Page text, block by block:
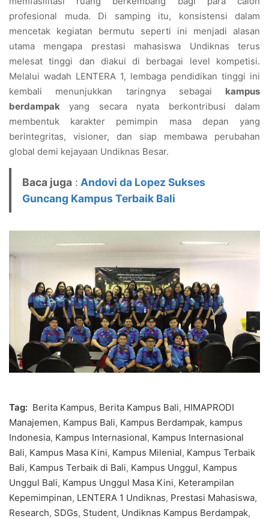
profesional muda. Di samping itu, konsistensi dalam
mencetak kegiatan bermutu seperti ini menjadi alasan
utama mengapa prestasi mahasiswa Undiknas terus
melesat tinggi dan diakui di berbagai level kompetisi.
Melalui wadah LENTERA 1, lembaga pendidikan tinggi ini
kembali menunjukkan taringnya sebagai kampus
berdampak yang secara nyata berkontribusi dalam
membentuk karakter pemimpin masa depan yang
berintegritas, visioner, dan siap membawa perubahan
global demi kejayaan Undiknas Besar.
Baca juga : Andovi da Lopez Sukses
Guncang Kampus Terbaik Bali
Tag: Berita Kampus, Berita Kampus Bali, HIMAPRODI
Manajemen, Kampus Bali, Kampus Berdampak, kampus
Indonesia, Kampus Internasional, Kampus Internasional
Bali, Kampus Masa Kini, Kampus Milenial, Kampus Terbaik
Bali, Kampus Terbaik di Bali, Kampus Unggul, Kampus
Unggul Bali, Kampus Unggul Masa Kini, Keterampilan
Kepemimpinan, LENTERA 1 Undiknas, Prestasi Mahasiswa,
Research, SDGs, Student, Undiknas Kampus Berdampak,